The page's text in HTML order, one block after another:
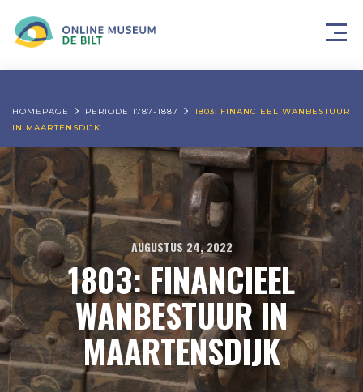
HOMEPAGE PERIODE 1787-1887
1803: FINANCIEEL WANBESTUUR
IN MAARTENSDIJK
AUGUSTUS 24, 2022
1803: FINANCIEEL
WANBESTUUR IN
MAARTENSDIJK